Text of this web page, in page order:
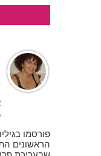
פורסמו
הראשונים